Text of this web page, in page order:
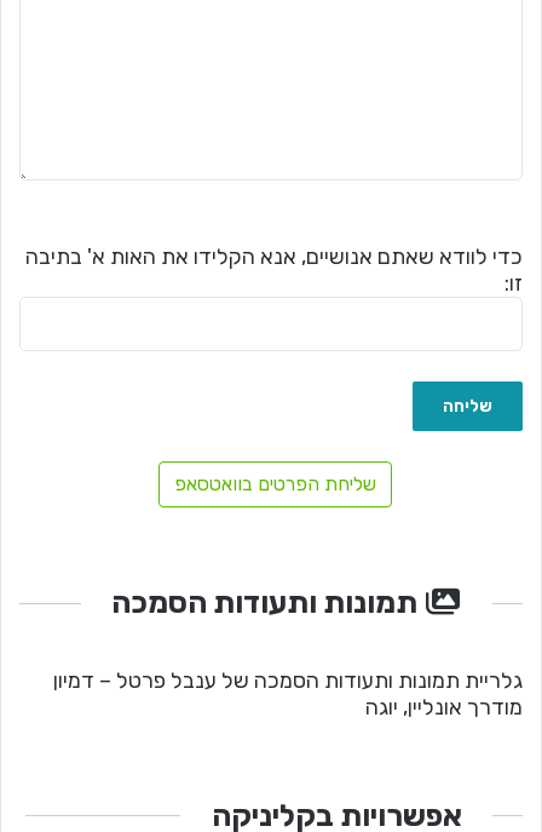
כדי לוודא שאתם אנושיים, אנא הקלידו את האות א' בתיבה
זו:
שליחת הפרטים בוואטסאפ
תמונות ותעודות הסמכה
גלריית תמונות ותעודות הסמכה של ענבל פרטל – דמיון
מודרך אונליין, יוגה
אפשרויות בקליניקה